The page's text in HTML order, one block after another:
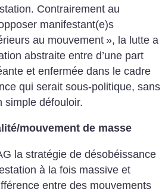
Contrairement au
manifestant(e)s
au mouvement », la lutte a
abstraite entre d’une part
et enfermée dans le cadre
qui serait sous-politique, sans
simple défouloir.
mouvement de masse
la stratégie de désobéissance
à la fois massive et
entre des mouvements